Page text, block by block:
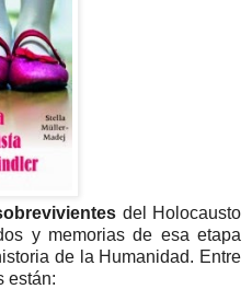
del Holocausto
y memorias de esa etapa
de la Humanidad. Entre
están: